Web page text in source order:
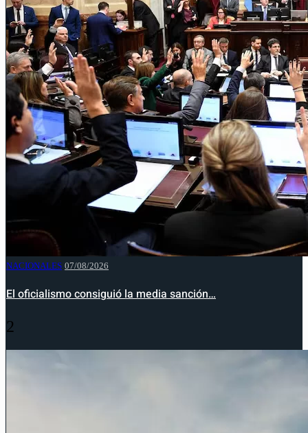
NACIONALES 07/08/2026
El oficialismo consiguió la media sanción…
2